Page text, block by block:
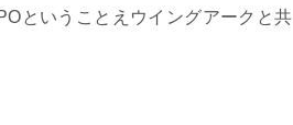
ということえウイングアークと共